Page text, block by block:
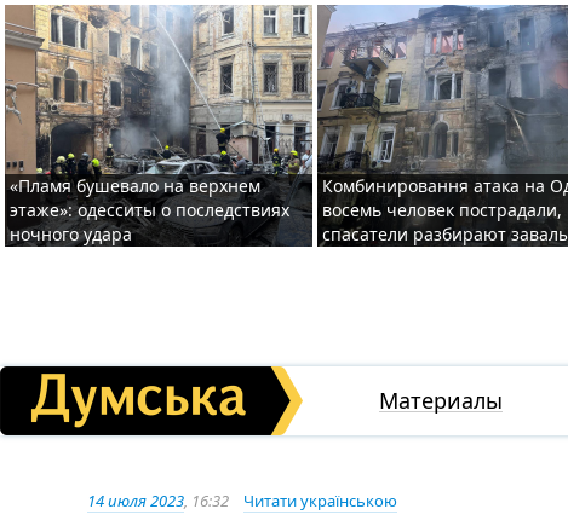
«Пламя бушевало на верхнем
этаже»: одесситы о последствиях
ночного удара
Комбинировання атака на
восемь человек пострадали,
спасатели разбирают
Материалы
14 июля 2023, 16:32 Читати українською